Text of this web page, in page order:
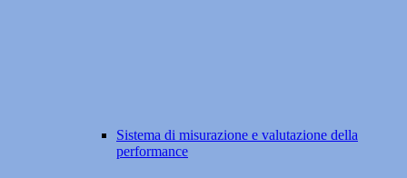
Sistema di misurazione e valutazione della
performance